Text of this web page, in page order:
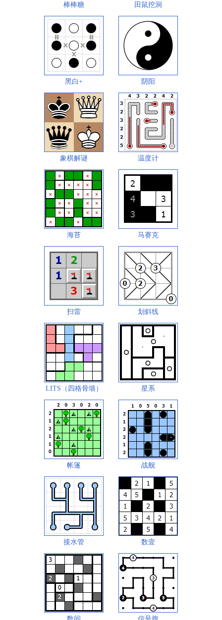
棒棒糖 田鼠挖洞
黑白+ 阴阳
象棋解谜 温度计
海苔 马赛克
扫雷 划斜线
LITS（四格骨墙） 星系
帐篷 战舰
接水管 数壹